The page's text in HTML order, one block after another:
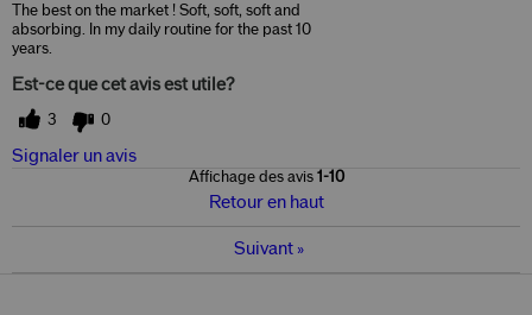
The best on the market ! Soft, soft, soft and
absorbing. In my daily routine for the past 10
years.
Est-ce que cet avis est utile?
3 0
Signaler un avis
Affichage des avis 1-10
Retour en haut
Suivant »